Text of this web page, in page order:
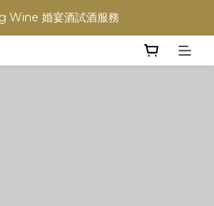
滿 $1200 (不限支數) 皆可享免費送貨
Wine 婚宴酒試酒服務
滿 $1200 (不限支數) 皆可享免費送貨